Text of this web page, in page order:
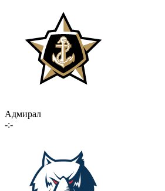
Адмирал
-:-